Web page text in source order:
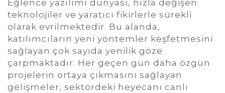
Eğlence yazılımı dünyası, hızla değişen
teknolojiler ve yaratıcı fikirlerle sürekli
olarak evrilmektedir. Bu alanda,
katılımcıların yeni yöntemler keşfetmesini
sağlayan çok sayıda yenilik göze
çarpmaktadır. Her geçen gün daha özgün
projelerin ortaya çıkmasını sağlayan
gelişmeler, sektördeki heyecanı canlı